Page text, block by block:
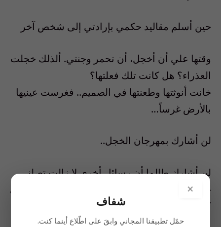
حين أسلم مقاليد حكمي بإرادتي إلى شخص آخر
وقتها علي أن أخجل، أن تحمر وجنتي. ألذلك خجلت
العذراء؟ هل كانت تلك فعلتها؟
خانت أنوثتها وطعنتها في الصميم.. فغرست عينيها
بالأرض غرساً…
لن أشارك بمهرجان الخجل..
لن أشارك طالما أن رسائل أخرى لا زالت تصلني
حتى اللحظة، لا تخجل من تأييد عدم خجلي لأنها هي
كذلك ما عادت تخجل..
×
شفاف
حمّل تطبيقنا المجاني وابقَ على اطّلاع أينما كنت.